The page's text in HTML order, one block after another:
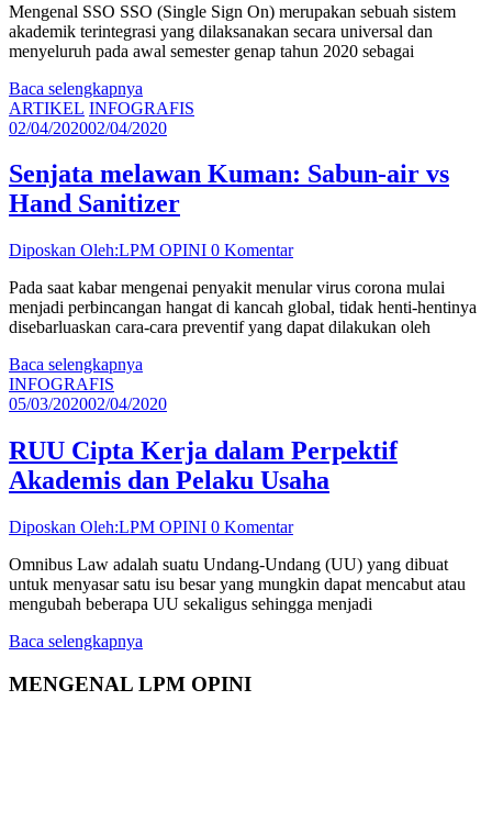
Mengenal SSO SSO (Single Sign On) merupakan sebuah sistem
akademik terintegrasi yang dilaksanakan secara universal dan
menyeluruh pada awal semester genap tahun 2020 sebagai
Baca selengkapnya
ARTIKEL INFOGRAFIS
02/04/202002/04/2020
Senjata melawan Kuman: Sabun-air vs
Hand Sanitizer
Diposkan Oleh:LPM OPINI 0 Komentar
Pada saat kabar mengenai penyakit menular virus corona mulai
menjadi perbincangan hangat di kancah global, tidak henti-hentinya
disebarluaskan cara-cara preventif yang dapat dilakukan oleh
Baca selengkapnya
INFOGRAFIS
05/03/202002/04/2020
RUU Cipta Kerja dalam Perpektif
Akademis dan Pelaku Usaha
Diposkan Oleh:LPM OPINI 0 Komentar
Omnibus Law adalah suatu Undang-Undang (UU) yang dibuat
untuk menyasar satu isu besar yang mungkin dapat mencabut atau
mengubah beberapa UU sekaligus sehingga menjadi
Baca selengkapnya
MENGENAL LPM OPINI